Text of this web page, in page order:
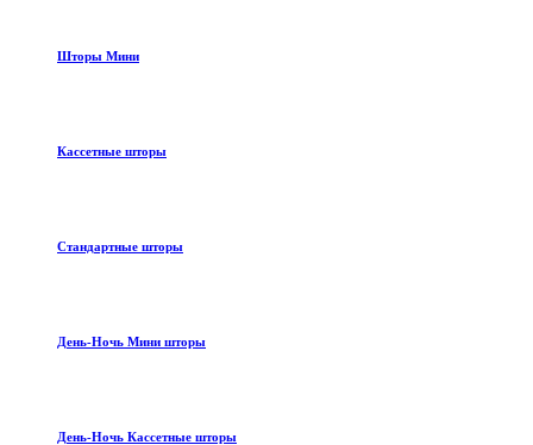
Шторы Мини
Кассетные шторы
Стандартные шторы
День-Ночь Мини шторы
День-Ночь Кассетные шторы